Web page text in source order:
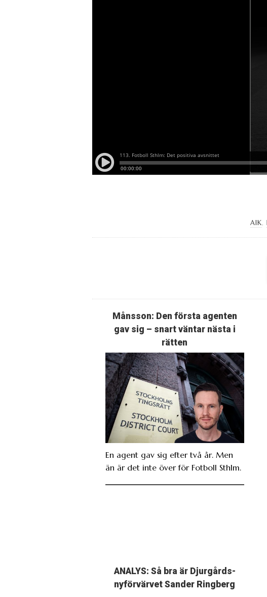
AIK,
Månsson: Den första agenten
gav sig – snart väntar nästa i
rätten
En agent gav sig efter två år. Men
än är det inte över för Fotboll Sthlm.
ANALYS: Så bra är Djurgårds-
nyförvärvet Sander Ringberg